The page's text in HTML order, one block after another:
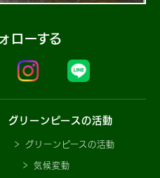
ローする
グリーンピースの活動
グリーンピースの活動
気候変動